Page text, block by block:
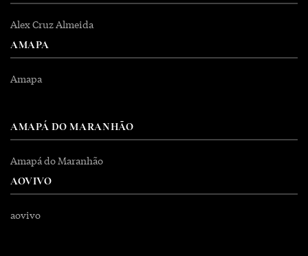
Alex Cruz Almeida
AMAPA
Amapa
AMAPÁ DO MARANHÃO
Amapá do Maranhão
AOVIVO
aovivo